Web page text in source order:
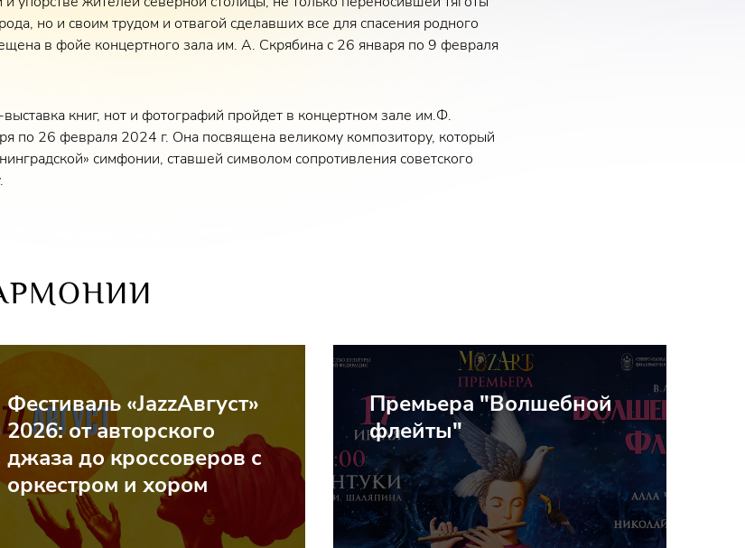
но и своим трудом и отвагой сделавших все для спасения родного
в фойе концертного зала им. А. Скрябина с 26 января по 9 февраля
книг, нот и фотографий пройдет в концертном зале им.Ф.
по 26 февраля 2024 г. Она посвящена великому композитору, который
симфонии, ставшей символом сопротивления советского
Фестиваль «JazzАвгуст»
2026: от авторского
джаза до кроссоверов с
оркестром и хором
Премьера "Волшебной
флейты"